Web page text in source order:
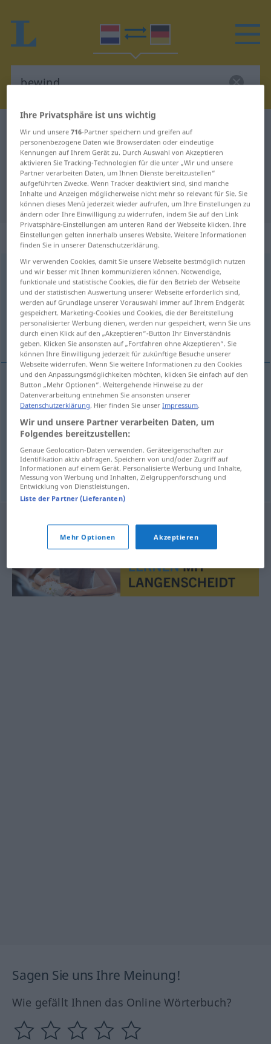
Niederländisch-Deutsch Wörterbuch
Niederländisch-Deutsch
Übersetzung für "bewind"
"bewind" Deutsch Übersetzung
„bewind“: onzijdig
bewindn
Übersicht aller Übersetzungen
(Für mehr Details die Übersetzung anklicken/antippen)
Regime, Regierung, Regiment
Regimen bewind
Regierung f bewind
Regimentn bewind
Sagen Sie uns Ihre Meinung!
Wie gefällt Ihnen das Online Wörterbuch?
Ihre Privatsphäre ist uns wichtig
Wir und unsere716-Partner speichern und greifen auf
personenbezogene Daten wie Browserdaten oder eindeutige
Kennungen auf Ihrem Gerät zu. Durch Auswahl von Akzeptieren
aktivieren Sie Tracking-Technologien für die unter „Wir und unsere
Partner verarbeiten Daten, um Ihnen Dienste bereitzustellen“
aufgeführten Zwecke. Wenn Tracker deaktiviert sind, sind manche
Inhalte und Anzeigen möglicherweise nicht mehr so relevant für Sie. Sie
können dieses Menü jederzeit wieder aufrufen, um Ihre Einstellungen zu
ändern oder Ihre Einwilligung zu widerrufen, indem Sie auf den Link
Privatsphäre-Einstellungen am unteren Rand der Webseite klicken. Ihre
Einstellungen gelten innerhalb unseres Website. Weitere Informationen
finden Sie in unserer Datenschutzerklärung.
Wir verwenden Cookies, damit Sie unsere Webseite bestmöglich nutzen
und wir besser mit Ihnen kommunizieren können. Notwendige,
funktionale und statistische Cookies, die für den Betrieb der Webseite
und der statistischen Auswertung unserer Webseite erforderlich sind,
werden auf Grundlage unserer Vorauswahl immer auf Ihrem Endgerät
gespeichert. Marketing-Cookies und Cookies, die der Bereitstellung
personalisierter Werbung dienen, werden nur gespeichert, wenn Sie uns
durch einen Klick auf den „Akzeptieren“-Button Ihr Einverständnis
geben. Klicken Sie ansonsten auf „Fortfahren ohne Akzeptieren“. Sie
können Ihre Einwilligung jederzeit für zukünftige Besuche unserer
Webseite widerrufen. Wenn Sie weitere Informationen zu den Cookies
und den Anpassungsmöglichkeiten möchten, klicken Sie einfach auf den
Button „Mehr Optionen“. Weitergehende Hinweise zu der
Datenverarbeitung entnehmen Sie ansonsten unserer
Datenschutzerklärung. Hier finden Sie unserImpressum.
Wir und unsere Partner verarbeiten Daten, um
Folgendes bereitzustellen:
Genaue Geolocation-Daten verwenden. Geräteeigenschaften zur
Identifikation aktiv abfragen. Speichern von und/oder Zugriff auf
Informationen auf einem Gerät. Personalisierte Werbung und Inhalte,
Messung von Werbung und Inhalten, Zielgruppenforschung und
Entwicklung von Dienstleistungen.
Liste der Partner (Lieferanten)
Mehr Optionen Akzeptieren